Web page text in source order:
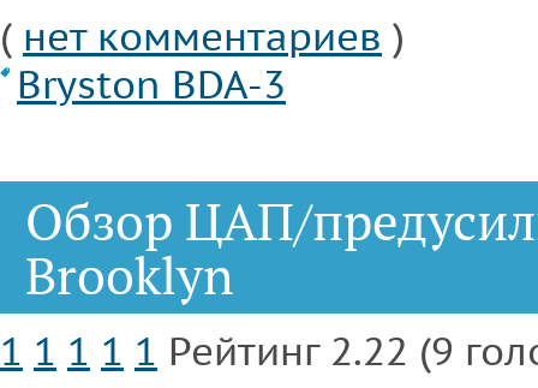
( нет комментариев )
Bryston BDA-3
Обзор ЦАП/
Brooklyn
1 1 1 1 1 Рейтинг 2.22 (9